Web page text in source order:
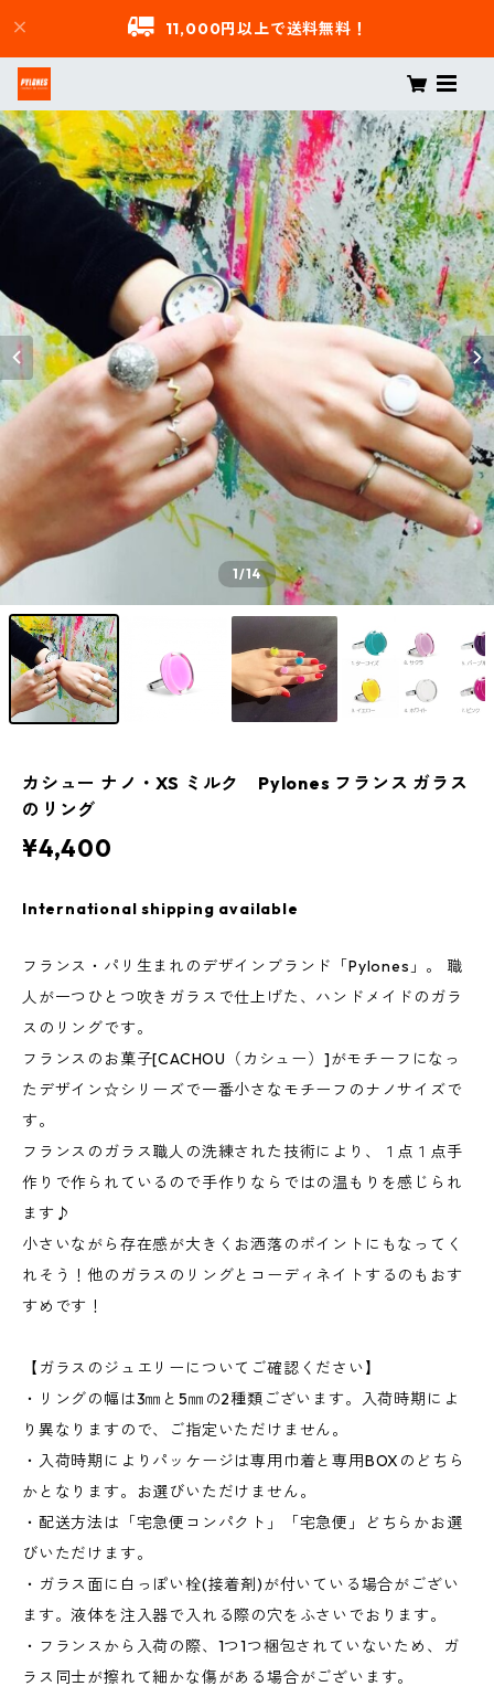
11,000円以上で送料無料！
1/14
カシュー ナノ・XS ミルク Pylones フランス ガラス
のリング
¥4,400
International shipping available
フランス・パリ生まれのデザインブランド「Pylones」。 職
人が一つひとつ吹きガラスで仕上げた、ハンドメイドのガラ
スのリングです。
フランスのお菓子[CACHOU（カシュー）]がモチーフになっ
たデザイン☆シリーズで一番小さなモチーフのナノサイズで
す。
フランスのガラス職人の洗練された技術により、１点１点手
作りで作られているので手作りならではの温もりを感じられ
ます♪
小さいながら存在感が大きくお洒落のポイントにもなってく
れそう！他のガラスのリングとコーディネイトするのもおす
すめです！
【ガラスのジュエリーについてご確認ください】
・リングの幅は3㎜と5㎜の2種類ございます。入荷時期によ
り異なりますので、ご指定いただけません。
・入荷時期によりパッケージは専用巾着と専用BOXのどちら
かとなります。お選びいただけません。
・配送方法は「宅急便コンパクト」「宅急便」どちらかお選
びいただけます。
・ガラス面に白っぽい栓(接着剤)が付いている場合がござい
ます。液体を注入器で入れる際の穴をふさいでおります。
・フランスから入荷の際、1つ1つ梱包されていないため、ガ
ラス同士が擦れて細かな傷がある場合がございます。